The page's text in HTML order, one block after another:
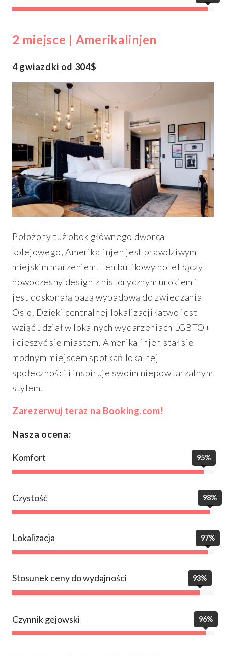
2 miejsce | Amerikalinjen
4 gwiazdki od 304$
Położony tuż obok głównego dworca
kolejowego, Amerikalinjen jest prawdziwym
miejskim marzeniem. Ten butikowy hotel łączy
nowoczesny design z historycznym urokiem i
jest doskonałą bazą wypadową do zwiedzania
Oslo. Dzięki centralnej lokalizacji łatwo jest
wziąć udział w lokalnych wydarzeniach LGBTQ+
i cieszyć się miastem. Amerikalinjen stał się
modnym miejscem spotkań lokalnej
społeczności i inspiruje swoim niepowtarzalnym
stylem.
Zarezerwuj teraz na Booking.com!
Nasza ocena:
Komfort 95%
Czystość 98%
Lokalizacja 97%
Stosunek ceny do wydajności 93%
Czynnik gejowski 96%